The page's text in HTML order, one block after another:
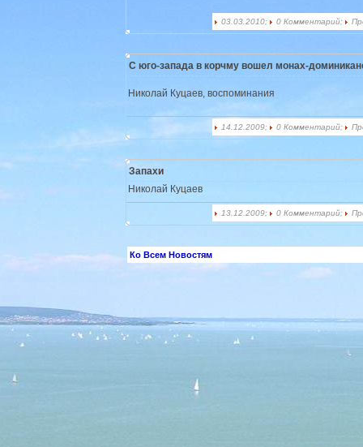
03.03.2010; 0 Комментарий;
С юго-запада в корчму вошел монах-
Николай Куцаев, воспоминания
14.12.2009; 0 Комментарий;
Запахи
Николай Куцаев
13.12.2009; 0 Комментарий;
Ко Всем Новостям